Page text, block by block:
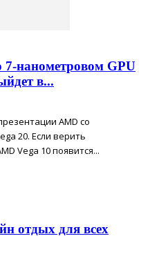
7-нанометровом GPU
в...
AMD со
20. Если верить
Vega 10 появится...
отдых для всех